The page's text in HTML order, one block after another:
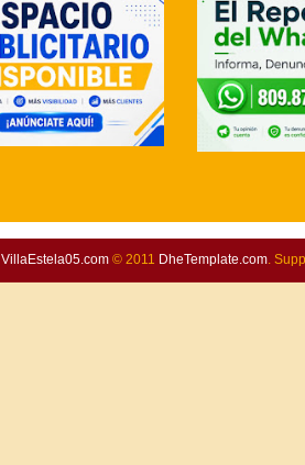
VillaEstela05.com© 2011 DheTemplate.com.